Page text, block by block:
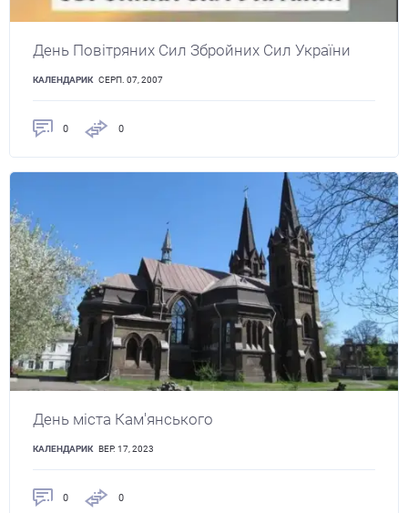
День Повітряних Сил Збройних Сил України
КАЛЕНДАРИК СЕРП. 07, 2007
0 0
День міста Кам'янського
КАЛЕНДАРИК ВЕР. 17, 2023
0 0